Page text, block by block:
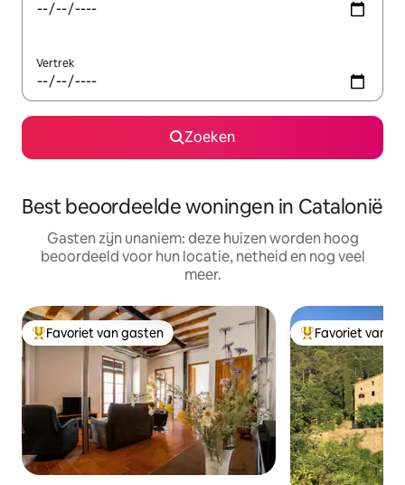
Vertrek
Zoeken
Best beoordeelde woningen in Catalonië
Gasten zijn unaniem: deze huizen worden hoog
beoordeeld voor hun locatie, netheid en nog veel
meer.
Topfavoriet van gasten
Favoriet van gasten Topfavoriet van
Favoriet van